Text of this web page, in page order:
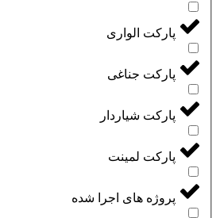
پارکت الواری
پارکت جناغی
پارکت شیاردار
پارکت لمینت
پروژه های اجرا شده